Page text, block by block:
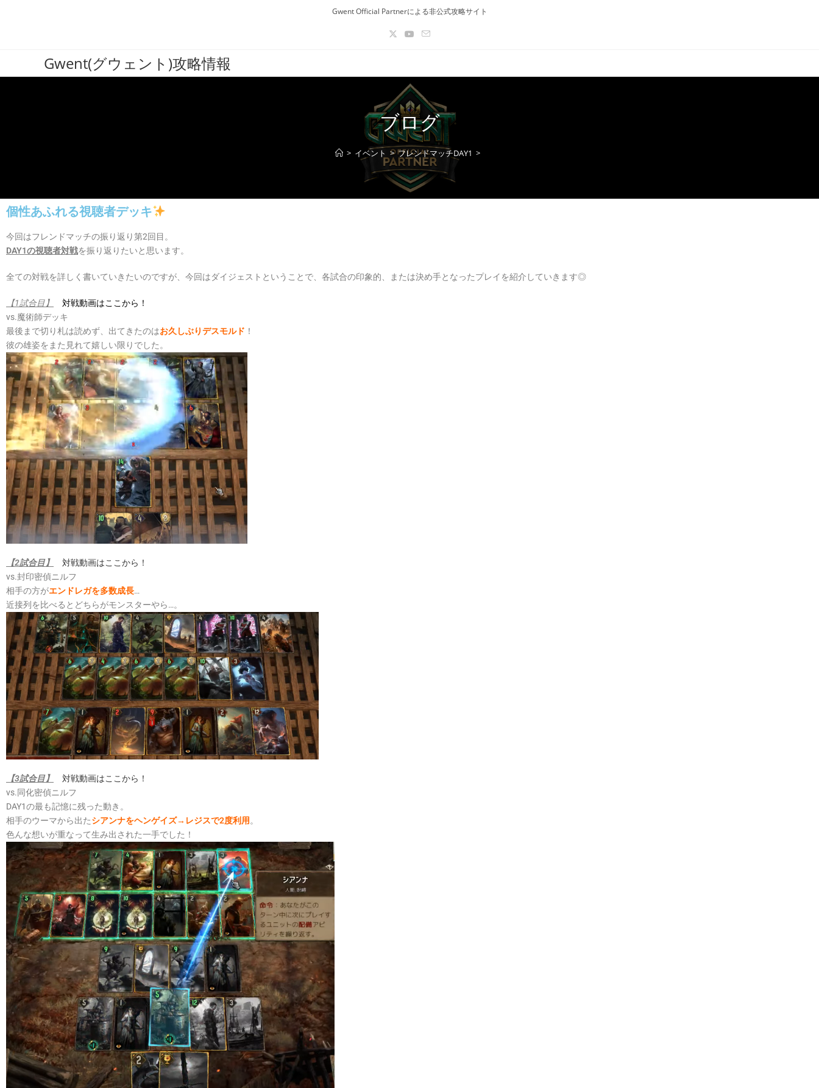
Gwent Official Partnerによる非公式攻略サイト
Gwent(グウェント)攻略情報
ブログ
> イベント > フレンドマッチDAY1 >
個性あふれる視聴者デッキ
今回はフレンドマッチの振り返り第2回目。
DAY1の視聴者対戦を振り返りたいと思います。
全ての対戦を詳しく書いていきたいのですが、今回はダイジェストということで、各試合の印象的、または決め手となったプレイを紹介していきます◎
【1試合目】
対戦動画はここから！
vs.魔術師デッキ
最後まで切り札は読めず、出てきたのはお久しぶりデスモルド ！
彼の雄姿をまた見れて嬉しい限りでした。
【2試合目】
対戦動画はここから！
vs.封印密偵ニルフ
相手の方がエンドレガを多数成長…
近接列を比べるとどちらがモンスターやら…。
【3試合目】
対戦動画はここから！
vs.同化密偵ニルフ
DAY1の最も記憶に残った動き。
相手のウーマから出たシアンナをヘンゲイズ→レジスで2度利用 。
色んな想いが重なって生み出された一手でした！